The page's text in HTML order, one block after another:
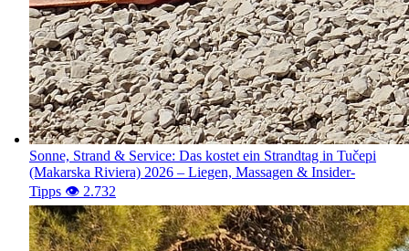
Sonne, Strand & Service: Das kostet ein Strandtag in Tučepi
(Makarska Riviera) 2026 – Liegen, Massagen & Insider-
Tipps 👁️ 2.732